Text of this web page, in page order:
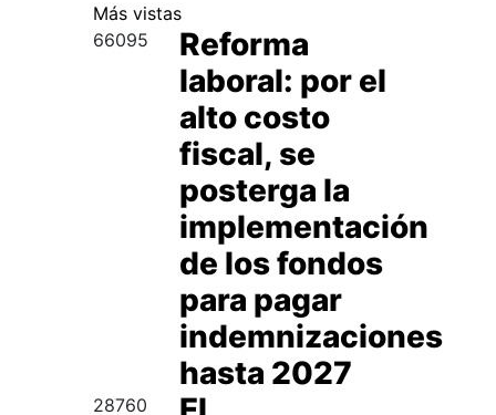
Más vistas
66095
Reforma
laboral: por el
alto costo
fiscal, se
posterga la
implementación
de los fondos
para pagar
indemnizaciones
hasta 2027
28760